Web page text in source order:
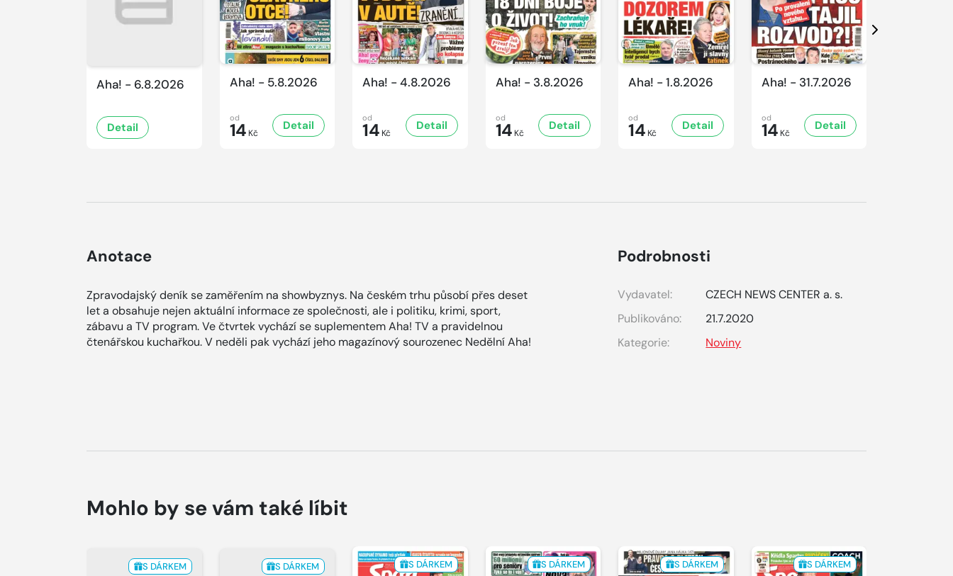
Aha! - 6.8.2026
Detail
Aha! - 5.8.2026
od
14 Kč
Detail
Aha! - 4.8.2026
od
14 Kč
Detail
Aha! - 3.8.2026
od
14 Kč
Detail
Aha! - 1.8.2026
od
14 Kč
Detail
Aha! - 31.7.2026
od
14 Kč
Detail
Další
Anotace
Zpravodajský deník se zaměřením na showbyznys. Na českém trhu působí přes deset
let a obsahuje nejen aktuální informace ze společnosti, ale i politiku, krimi, sport,
zábavu a TV program. Ve čtvrtek vychází se suplementem Aha! TV a pravidelnou
čtenářskou kuchařkou. V neděli pak vychází jeho magazínový sourozenec Nedělní Aha!
Podrobnosti
Vydavatel:
CZECH NEWS CENTER a. s.
Publikováno:
21.7.2020
Kategorie:
Noviny
Mohlo by se vám také líbit
S DÁRKEM S DÁRKEM S DÁRKEM S DÁRKEM S DÁRKEM S DÁRKEM